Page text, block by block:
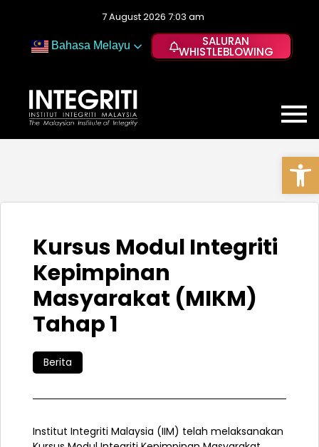
7 August 2026 7:03 am
Bahasa Melayu SALURAN
WHISTLEBLOWING
Kursus Modul Integriti
Kepimpinan
Masyarakat (MIKM)
Tahap 1
Berita
Institut Integriti Malaysia (IIM) telah melaksanakan